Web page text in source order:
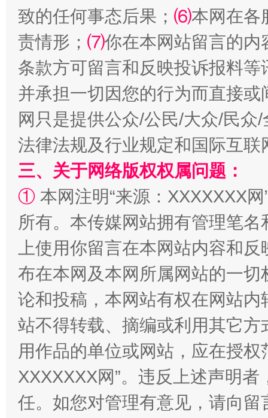
全民健身五年计划来了！等你上场
阿坝州三大球赛在茂县开幕 规模
国家大学科技园优化重塑工作
致的任何事态后果； ⑹本网在各
责情形； ⑺你在本网站留言的内
条款方可留言和反映投诉报料
并承担一切因您的行为而直接
网只是提供公众/公民/大众/民
法律法规及行业规定和国际互
三、关于网络版权权属问题：
① 本网注明“来源：XXXXXXX
所有。本传媒网站拥有管理笔
上使用你留言在本网站内容和
布在本网及本网所属网站的一
论和投稿，本网站有权在网站
站不得转载、摘编或利用其它
用作品的单位或网站，应在授
XXXXXXX网”。违反上述声明
任。如您对管理有意见，请向